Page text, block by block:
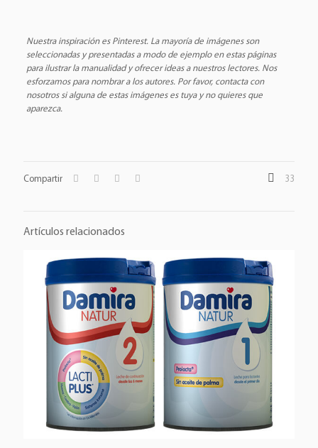
Nuestra inspiración es Pinterest. La mayoría de imágenes son
seleccionadas y presentadas a modo de ejemplo en estas páginas
para ilustrar la manualidad y ofrecer ideas a nuestros lectores. Nos
esforzamos para nombrar a los autores. Por favor, contacta con
nosotros si alguna de estas imágenes es tuya y no quieres que
aparezca.
Compartir 33
Artículos relacionados